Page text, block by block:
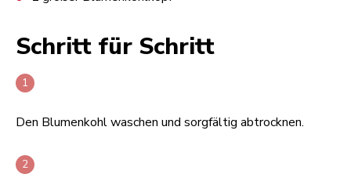
Schritt für Schritt
Den Blumenkohl waschen und sorgfältig abtrocknen.